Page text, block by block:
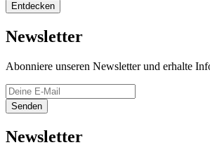
Entdecken
Newsletter
Abonniere unseren Newsletter und erhalte
Senden
Newsletter